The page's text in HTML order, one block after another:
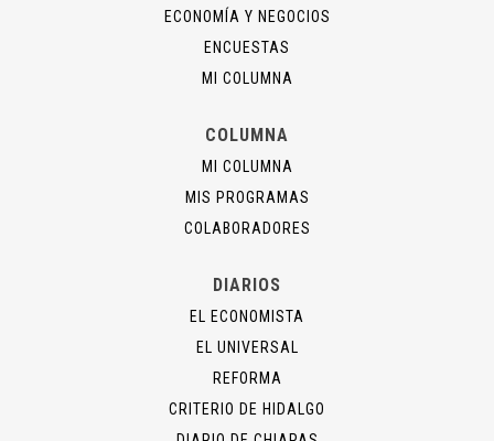
ECONOMÍA Y NEGOCIOS
ENCUESTAS
MI COLUMNA
COLUMNA
MI COLUMNA
MIS PROGRAMAS
COLABORADORES
DIARIOS
EL ECONOMISTA
EL UNIVERSAL
REFORMA
CRITERIO DE HIDALGO